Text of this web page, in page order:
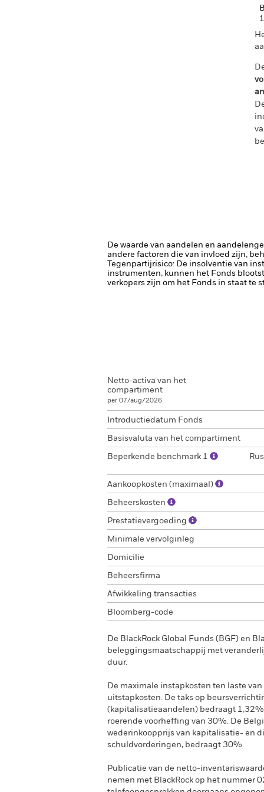
De waarde van aandelen en
andere factoren die van invloed zijn,
Tegenpartijrisico: De insolventie van
instrumenten, kunnen het Fonds
verkopers zijn om het Fonds in staat te
Netto-activa van het
compartiment
per 07/aug/2026
Introductiedatum Fonds
Basisvaluta van het compartiment
Beperkende benchmark 1
Aankoopkosten (maximaal)
Beheerskosten
Prestatievergoeding
Minimale vervolginleg
Domicilie
Beheersfirma
Afwikkeling transacties
Bloomberg-code
De BlackRock Global Funds (BGF) en
beleggingsmaatschappij met
duur.
De maximale instapkosten ten laste
uitstapkosten. De taks op
(kapitalisatieaandelen) bedraagt
roerende voorheffing van 30%. De
wederinkoopprijs van kapitalisatie- en
schuldvorderingen, bedraagt 30%.
Publicatie van de netto-
nemen met BlackRock op het nummer